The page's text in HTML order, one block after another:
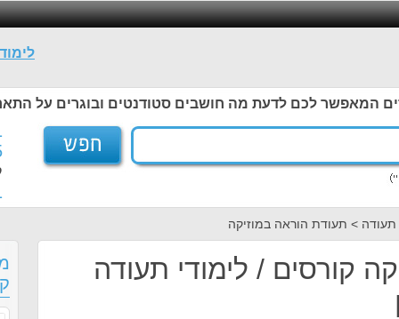
המאפשר לכם לדעת מה חושבים סטודנטים ובוגרים על
תעודה > תעודת הוראה במוזיקה
קורסים / לימודי תעודה